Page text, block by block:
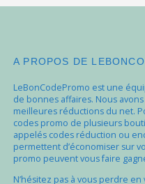
A PROPOS DE
LeBonCodePromo est une
de bonnes affaires. Nous
meilleures réductions du net.
codes promo de plusieurs
appelés codes réduction ou
permettent d’économiser sur
promo peuvent vous faire
N’hésitez pas à vous perdre